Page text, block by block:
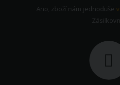
Ano, zboží nám jednoduše